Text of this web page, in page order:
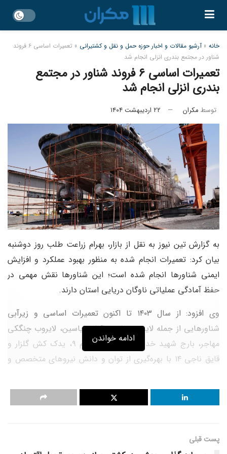
خانه » آرشیو مقالات و اخبار حوزه حمل و نقل و کشتیرانی »
تعمیرات اساسی ۶ فروند
شناور در مجتمع بندری انزلی انجام شد
تعمیرات اساسی ۶ فروند شناور در مجتمع
بندری انزلی انجام شد
توسط مکران ۲۲ اردیبهشت ۱۴۰۴
به گزارش تین نیوز به نقل از بازار، بهرام زراعت طلب روز دوشنبه
بیان کرد: تعمیرات انجام شده به منظور بهبود عملکرد و افزایش
ایمنی شناورها انجام شده است؛ این شناورها نقش مهمی در
حفظ آمادگی عملیاتی ناوگان دریایی استان دارند.
وی افزود: از سال ۱۴۰۳ تا اکنون تعمیرات اساسی و زیرآبی
شناورهایی از جمله لایروب هاپر ساکشن یاسین، لایروب چنگکی
مهاجر، بارج شهید خدادادی، راهنمابر قیام ۹، یدک کش گلزار و
قایق ناجی ۱۴ با بهره‌گیری از توان و دانش نیروهای متخصص و
یاردهای منطقه، تحت نظارت کارشناسان و مشاوران متخصص
تجهیزاتی انجام شده‌است.
گفت: تعمیرات اساسی صورت گرفته روی شناورها شامل بررسی و
ادامه خواندن
پست قبلی